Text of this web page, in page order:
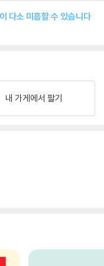
다소 미흡할 수 있습니다
내 가게에서 팔기